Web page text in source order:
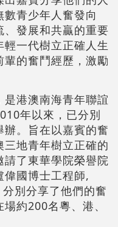
青少年人奮發向
發展和共贏的重要
一代樹立正確人生
的奮鬥經歷，激勵
港澳南海青年聯誼
年以來，已分別
。旨在以嘉賓的奮
地青年樹立正確的
請了東華學院榮譽院
國博士工程師,
別分享了他們的奮
約200名粵、港、